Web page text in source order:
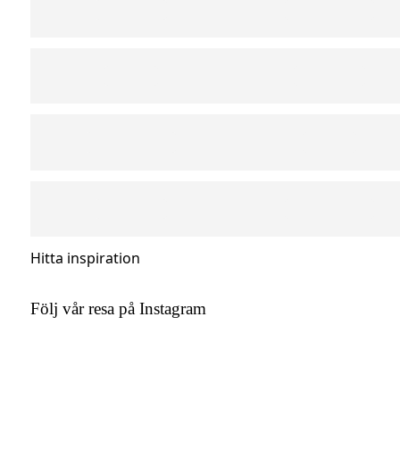
Hitta inspiration
Följ vår resa på Instagram